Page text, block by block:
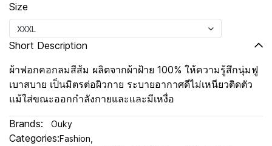
Size
XXXL
Short Description
ผ้าฟอกคอกลมสีส้ม ผลิตจากผ้าฝ้าย 100% ให้ความรู้สึกนุ่มฟู
เบาสบาย เป็นมิตรต่อผิวกาย ระบายอากาศดีไม่เหนียวติดตัว
แม้ใส่ขณะออกกำลังกายและและมีเหงื่อ
Brands: Ouky
Categories:Fashion